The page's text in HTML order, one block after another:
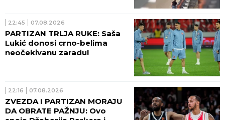
22:45 07.08.2026
PARTIZAN TRLJA RUKE: Saša
Lukić donosi crno-belima
neočekivanu zaradu!
22:16 07.08.2026
ZVEZDA I PARTIZAN MORAJU
DA OBRATE PAŽNJU: Ovo